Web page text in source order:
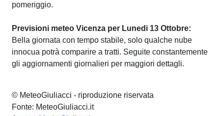
pomeriggio.
Previsioni meteo Vicenza per Lunedi 13 Ottobre:
Bella giornata con tempo stabile, solo qualche nube
innocua potrà comparire a tratti. Seguite constantemente
gli aggiornamenti giornalieri per maggiori dettagli.
© MeteoGiuliacci - riproduzione riservata
Fonte: MeteoGiuliacci.it